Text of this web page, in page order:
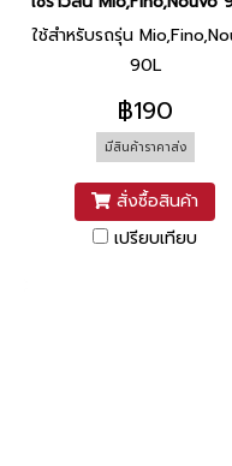
ใช้สำหรับรถรุ่น
90L
฿190
มีสินค้าราคาส่ง
สั่งซื้อสินค้า
เปรียบเทียบ